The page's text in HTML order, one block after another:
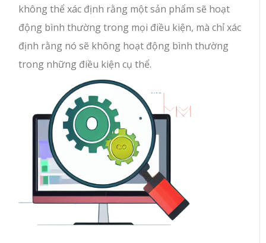
không thể xác định rằng một sản phẩm sẽ hoạt
động bình thường trong mọi điều kiện, mà chỉ xác
định rằng nó sẽ không hoạt động bình thường
trong những điều kiện cụ thể.